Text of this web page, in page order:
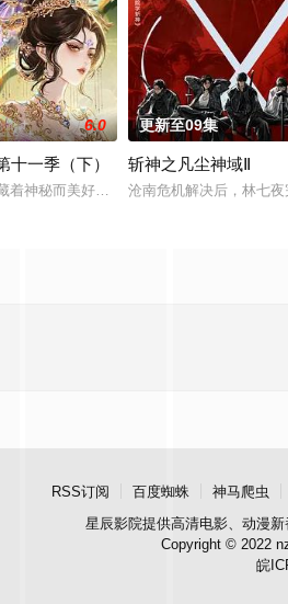
血，修逆天之力。 高能工作室出品，爱奇
6.0
十一季（下）
着神秘而美好的叶罗丽仙境。这里的仙子
更新至09集
斩神之凡尘神域Ⅱ
沧南危机解决后，林七
RSS订阅 百度蜘蛛 神马爬虫
星辰影院提供高清电影、动漫
Copyright © 2022
皖